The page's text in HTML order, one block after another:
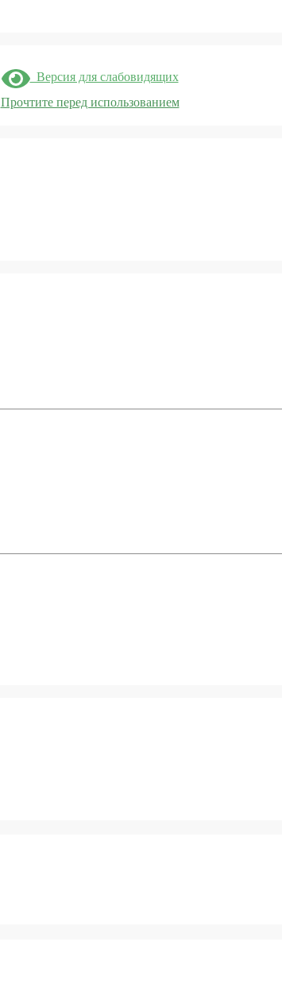
Версия для слабовидящих
Прочтите перед использованием